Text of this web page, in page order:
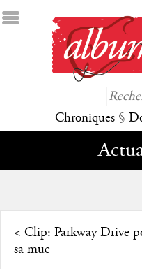
Chroniques §
< Clip: Parkway Drive
sa mue